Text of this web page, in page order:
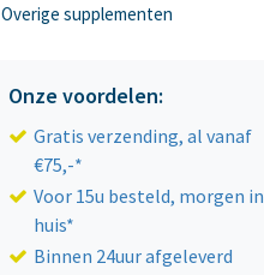
Overige supplementen
Onze voordelen:
Gratis verzending, al vanaf
€75,-*
Voor 15u besteld, morgen in
huis*
Binnen 24uur afgeleverd